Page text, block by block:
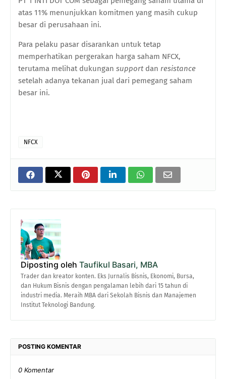
atas 11% menunjukkan komitmen yang masih cukup
besar di perusahaan ini.
Para pelaku pasar disarankan untuk tetap
memperhatikan pergerakan harga saham NFCX,
terutama melihat dukungan support dan resistance
setelah adanya tekanan jual dari pemegang saham
besar ini.
NFCX
Diposting oleh Taufikul Basari, MBA
Trader dan kreator konten. Eks Jurnalis Bisnis, Ekonomi, Bursa,
dan Hukum Bisnis dengan pengalaman lebih dari 15 tahun di
industri media. Meraih MBA dari Sekolah Bisnis dan Manajemen
Institut Teknologi Bandung.
POSTING KOMENTAR
0 Komentar